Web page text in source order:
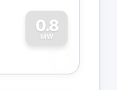
0.8
MW
0